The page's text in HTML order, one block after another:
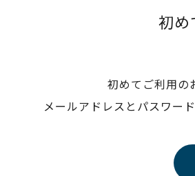
初め
初めてご利用の
メールアドレスとパスワー